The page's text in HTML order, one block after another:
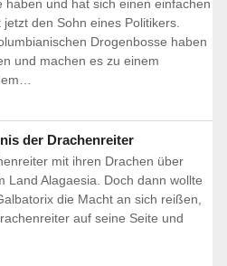
haben und hat sich einen einfachen
den Sohn eines Politikers.
Drogenbosse haben
und machen es zu einem
der Drachenreiter
mit ihren Drachen über
Land Alagaesia. Doch dann wollte
die Macht an sich reißen,
auf seine Seite und